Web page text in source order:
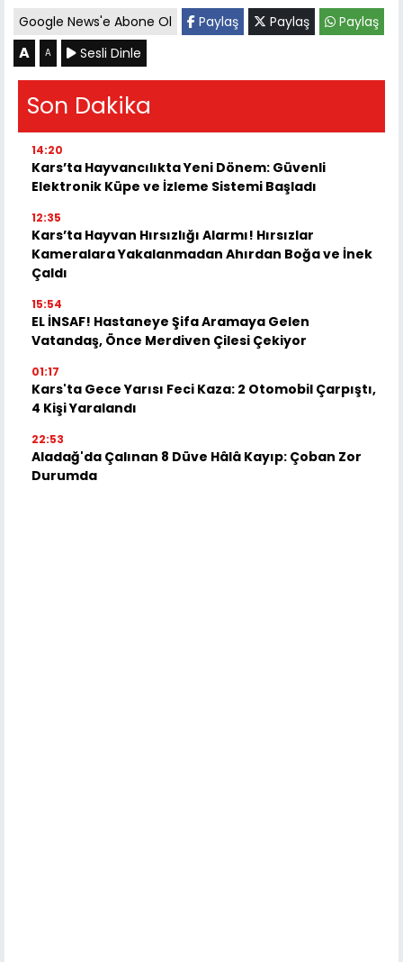
Google News'e Abone Ol
Paylaş Paylaş Paylaş
A A Sesli Dinle
Son Dakika
14:20
Kars’ta Hayvancılıkta Yeni Dönem: Güvenli
Elektronik Küpe ve İzleme Sistemi Başladı
12:35
Kars’ta Hayvan Hırsızlığı Alarmı! Hırsızlar
Kameralara Yakalanmadan Ahırdan Boğa ve İnek
Çaldı
15:54
EL İNSAF! Hastaneye Şifa Aramaya Gelen
Vatandaş, Önce Merdiven Çilesi Çekiyor
01:17
Kars'ta Gece Yarısı Feci Kaza: 2 Otomobil Çarpıştı,
4 Kişi Yaralandı
22:53
Aladağ'da Çalınan 8 Düve Hâlâ Kayıp: Çoban Zor
Durumda